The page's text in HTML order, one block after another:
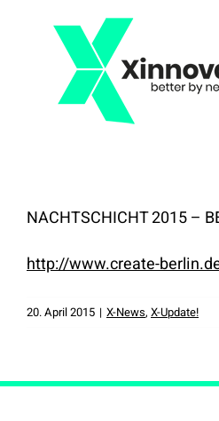
NACHTSCHICHT 2015 –
http://www.create-
20. April 2015 | X-News, X-Update!